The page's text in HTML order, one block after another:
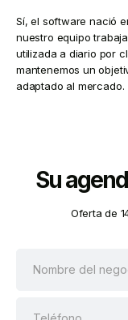
Sí, el software nació
nuestro equipo
utilizada a diario por
mantenemos un
adaptado al mercado.
Su
Oferta de